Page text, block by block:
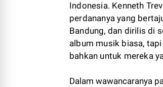
Indonesia. Kenneth
perdananya yang
Bandung, dan dirilis di
album musik biasa,
bahkan untuk mereka
Dalam wawancaranya